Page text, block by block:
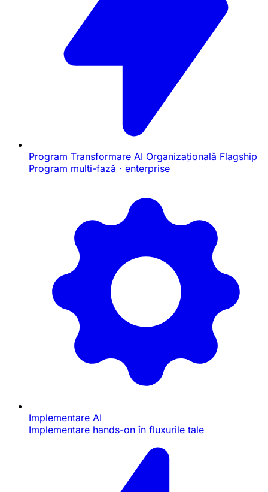
Program Transformare AI Organizațională Flagship
Program multi-fază · enterprise
Implementare AI
Implementare hands-on în fluxurile tale